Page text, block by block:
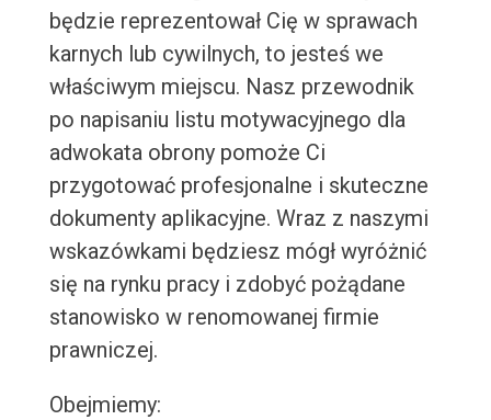
będzie reprezentował Cię w sprawach
karnych lub cywilnych, to jesteś we
właściwym miejscu. Nasz przewodnik
po napisaniu listu motywacyjnego dla
adwokata obrony pomoże Ci
przygotować profesjonalne i skuteczne
dokumenty aplikacyjne. Wraz z naszymi
wskazówkami będziesz mógł wyróżnić
się na rynku pracy i zdobyć pożądane
stanowisko w renomowanej firmie
prawniczej.
Obejmiemy: